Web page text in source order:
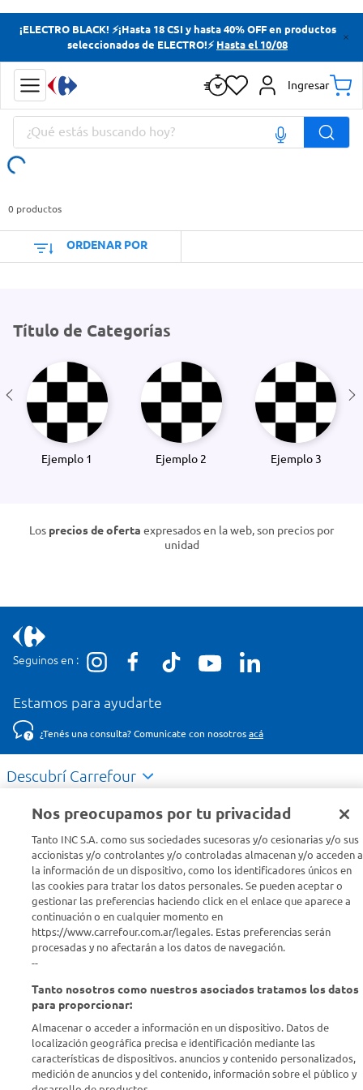
¡ELECTRO BLACK! ⚡¡Hasta 18 CSI y hasta 40% OFF en productos
seleccionados de ELECTRO!⚡ Hasta el 10/08
Ingresar
¿Qué estás buscando hoy?
0 productos
ORDENAR POR
Título de Categorías
Ejemplo 1 Ejemplo 2 Ejemplo 3
Los precios de oferta expresados en la web, son precios por
unidad
Seguinos en :
Estamos para ayudarte
¿Tenés una consulta? Comunicate con nosotros acá
Descubrí Carrefour
Conocenos
Info útil
Comprá Online
Enterate de nuestras ofertas
que nadie.
Provincia
ENVIAR
Nos preocupamos por tu privacidad
Tanto INC S.A. como sus sociedades sucesoras y/o cesionarias y/o sus
accionistas y/o controlantes y/o controladas almacenan y/o acceden a
la información de un dispositivo, como los identificadores únicos en
las cookies para tratar los datos personales. Se pueden aceptar o
gestionar las preferencias haciendo click en el enlace que aparece a
continuación o en cualquier momento en
https://www.carrefour.com.ar/legales. Estas preferencias serán
procesadas y no afectarán a los datos de navegación.
--
Tanto nosotros como nuestros asociados tratamos los datos
para proporcionar:
Almacenar o acceder a información en un dispositivo. Datos de
localización geográfica precisa e identificación mediante las
características de dispositivos. anuncios y contenido personalizados,
medición de anuncios y del contenido, información sobre el público y
Yerba
Cerveza
Doves
Términos más buscados
Cerveza
Doves
Jabon Tocador